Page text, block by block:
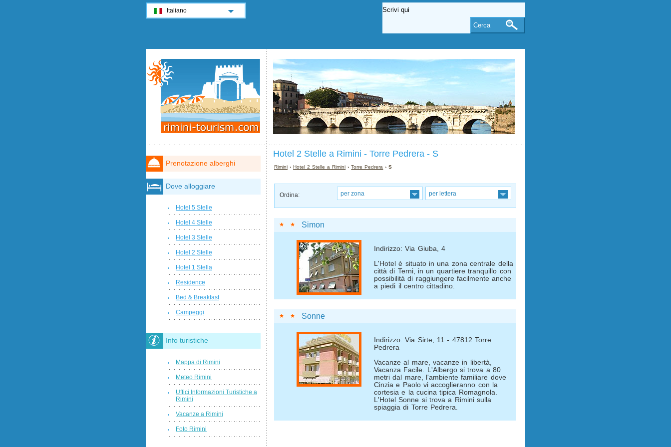
Hotel 2 Stelle a Rimini - Torre Pedrera - S
Rimini ›Hotel 2 Stelle a Rimini ›Torre Pedrera › S
Ordina: per zona per lettera
Simon
Indirizzo: Via Giuba, 4
L'Hotel è situato in una zona centrale della
città di Terni, in un quartiere tranquillo con
possibilità di raggiungere facilmente anche
a piedi il centro cittadino.
Sonne
Indirizzo: Via Sirte, 11 - 47812 Torre
Pedrera
Vacanze al mare, vacanze in libertà,
Vacanza Facile. L'Albergo si trova a 80
metri dal mare, l'ambiente familiare dove
Cinzia e Paolo vi accoglieranno con la
cortesia e la cucina tipica Romagnola.
L'Hotel Sonne si trova a Rimini sulla
spiaggia di Torre Pedrera.
Prenotazione alberghi
Dove alloggiare
Hotel 5 Stelle
Hotel 4 Stelle
Hotel 3 Stelle
Hotel 2 Stelle
Hotel 1 Stella
Residence
Bed & Breakfast
Campeggi
Info turistiche
Mappa di Rimini
Meteo Rimini
Uffici Informazioni Turistiche a
Rimini
Vacanze a Rimini
Foto Rimini
Italiano
Cerca